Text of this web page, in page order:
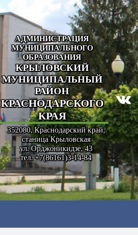
АДМИНИСТРАЦИЯ
МУНИЦИПАЛЬНОГО
ОБРАЗОВАНИЯ
КРЫЛОВСКИЙ
МУНИЦИПАЛЬНЫЙ
РАЙОН
КРАСНОДАРСКОГО
КРАЯ
352080, Краснодарский край,
станица Крыловская
ул. Орджоникидзе, 43
тел. +7(86161)3-14-84